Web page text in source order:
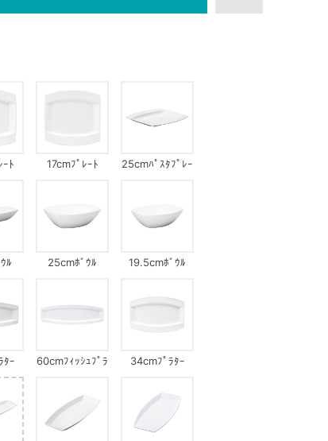
ｰﾄ 17cmﾌﾟﾚｰﾄ
25cmﾊﾟｽﾀﾌﾟﾚｰ
ﾙ 25cmﾎﾞｳﾙ 19.5cmﾎﾞｳﾙ
ﾀｰ
60cmﾌｨｯｼｭﾌﾟﾗ
34cmﾌﾟﾗﾀｰ